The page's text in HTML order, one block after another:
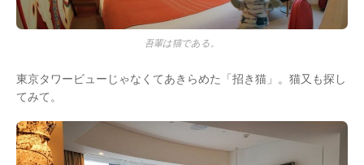
吾輩は猫である。
東京タワービューじゃなくてあきらめた「招き猫」。猫又も探し
てみて。